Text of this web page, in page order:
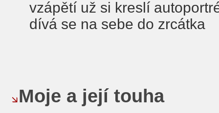
vzápětí už si kreslí
dívá se na sebe do zrcátka
Moje a její touha